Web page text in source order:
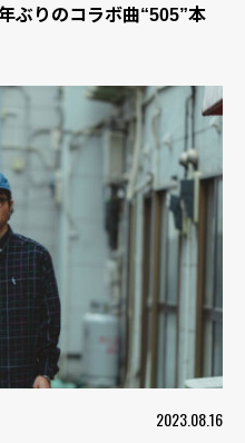
ぶりのコラボ曲“505”本
2023.08.16